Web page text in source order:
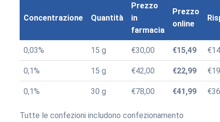
Concentrazione Quantità
Prezzo
in
farmacia
Prezzo
online
0,03% 15 g €30,00 €15,49
0,1% 15 g €42,00 €22,99
0,1% 30 g €78,00 €41,99
Tutte le confezioni includono confezionamento